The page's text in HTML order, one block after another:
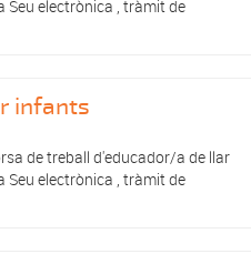
electrònica , tràmit de
infants
de treball d'educador/a de llar
electrònica , tràmit de